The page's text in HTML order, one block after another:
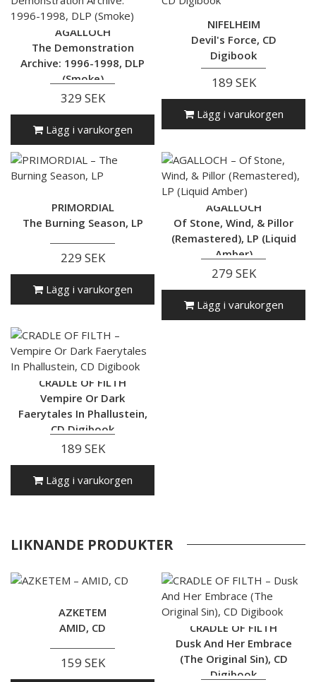
AGALLOCH
The Demonstration
Archive: 1996-1998, DLP
(Smoke)
329 SEK
Lägg i varukorgen
NIFELHEIM
Devil's Force, CD
Digibook
189 SEK
Lägg i varukorgen
PRIMORDIAL
The Burning Season, LP
229 SEK
Lägg i varukorgen
AGALLOCH
Of Stone, Wind, & Pillor
(Remastered), LP (Liquid
Amber)
279 SEK
Lägg i varukorgen
CRADLE OF FILTH
Vempire Or Dark
Faerytales In Phallustein,
CD Digibook
189 SEK
Lägg i varukorgen
LIKNANDE PRODUKTER
AZKETEM
AMID, CD
159 SEK
CRADLE OF FILTH
Dusk And Her Embrace
(The Original Sin), CD
Digibook